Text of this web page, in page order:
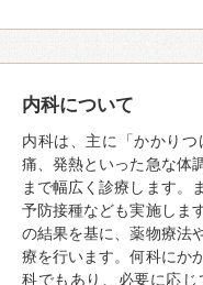
内科について
内科は、主に「かかり
痛、発熱といった急な体
まで幅広く診療します。
予防接種なども実施しま
の結果を基に、薬物療法
療を行います。何科にか
科でもあり、必要に応